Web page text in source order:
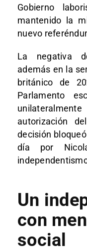
Gobierno
mantenido la
nuevo
La negativa
además en la
británico de
Parlamento
autorización
decisión
día por
Un
con
social